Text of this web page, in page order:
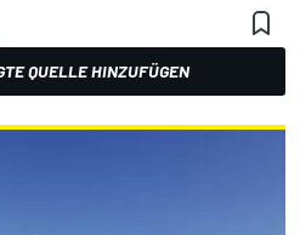
QUELLE HINZUFÜGEN